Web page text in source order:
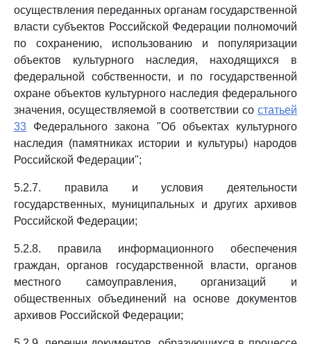
осуществления переданных органам государственной
власти субъектов Российской Федерации полномочий
по сохранению, использованию и популяризации
объектов культурного наследия, находящихся в
федеральной собственности, и по государственной
охране объектов культурного наследия федерального
значения, осуществляемой в соответствии со статьей
33 Федерального закона "Об объектах культурного
наследия (памятниках истории и культуры) народов
Российской Федерации";
5.2.7. правила и условия деятельности
государственных, муниципальных и других архивов
Российской Федерации;
5.2.8. правила информационного обеспечения
граждан, органов государственной власти, органов
местного самоуправления, организаций и
общественных объединений на основе документов
архивов Российской Федерации;